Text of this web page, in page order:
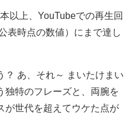
以上
、YouTubeでの再生回
表時点の数値）にまで達し
？ あ、それ～ まいたけまい
独特のフレーズと、両腕を
が世代を超えてウケた点が